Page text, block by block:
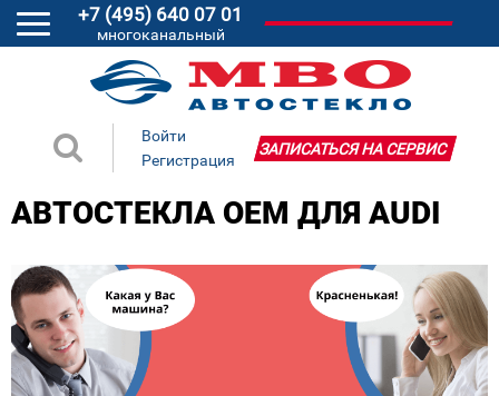
+7 (495) 640 07 01
многоканальный
Войти
Регистрация
ЗАПИСАТЬСЯ НА СЕРВИС
АВТОСТЕКЛА ОЕМ ДЛЯ AUDI